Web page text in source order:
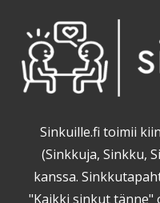
Sinkuille.fi toimii
(Sinkkuja, Sinkku,
kanssa.
"Kaikki sinkut tänne"